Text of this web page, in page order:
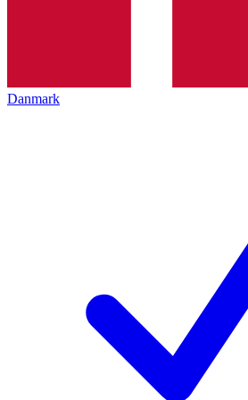
Danmark